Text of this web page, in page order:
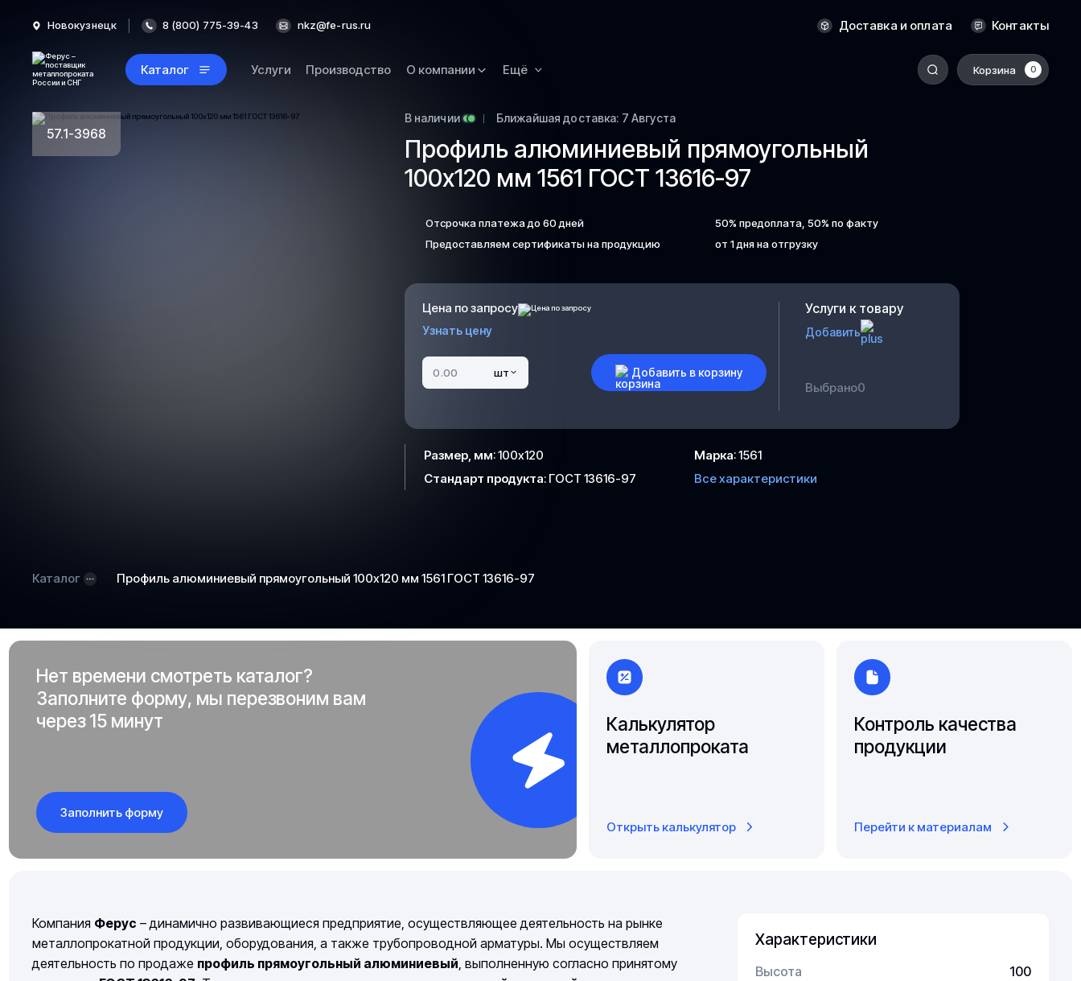
Новокузнецк 8 (800) 775-39-43 nkz@fe-rus.ru Доставка и оплата Контакты
Каталог Услуги Производство О компании Ещё Корзина 0
Оренбург
Ростов-на-Дону
Рязань
Самара
Саратов
Тула
Чита
Якутск
57.1-3968
В наличии Ближайшая доставка: 7 Августа
Профиль алюминиевый прямоугольный
100х120 мм 1561 ГОСТ 13616-97
Отсрочка платежа до 60 дней
50% предоплата, 50% по факту
Предоставляем сертификаты на продукцию
от 1 дня на отгрузку
Цена по запросу
Узнать цену
шт Добавить в корзину
Услуги к товару
Добавить
Выбрано0
Размер, мм:100х120 Марка:1561
Стандарт продукта: ГОСТ 13616-97 Все характеристики
Каталог Профиль алюминиевый прямоугольный 100х120 мм 1561 ГОСТ 13616-97
Нет времени смотреть каталог?
Заполните форму, мы перезвоним вам
через 15 минут
Заполнить форму
Калькулятор
металлопроката
Открыть калькулятор
Контроль качества
продукции
Перейти к материалам
Компания Ферус – динамично развивающиеся предприятие, осуществляющее деятельность на рынке
металлопрокатной продукции, оборудования, а также трубопроводной арматуры. Мы осуществляем
деятельность по продаже профиль прямоугольный алюминиевый , выполненную согласно принятому
Характеристики
Высота
100